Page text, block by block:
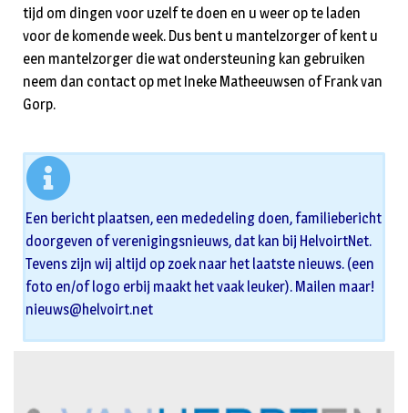
tijd om dingen voor uzelf te doen en u weer op te laden
voor de komende week. Dus bent u mantelzorger of kent u
een mantelzorger die wat ondersteuning kan gebruiken
neem dan contact op met Ineke Matheeuwsen of Frank van
Gorp.
Een bericht plaatsen, een mededeling doen, familiebericht
doorgeven of verenigingsnieuws, dat kan bij HelvoirtNet.
Tevens zijn wij altijd op zoek naar het laatste nieuws. (een
foto en/of logo erbij maakt het vaak leuker). Mailen maar!
nieuws@helvoirt.net